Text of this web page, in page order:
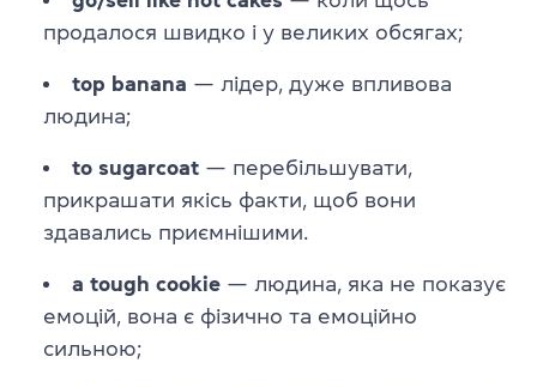
продалося швидко і у великих обсягах;
top banana — лідер, дуже впливова
людина;
to sugarcoat — перебільшувати,
прикрашати якісь факти, щоб вони
здавались приємнішими.
a tough cookie — людина, яка не показує
емоцій, вона є фізично та емоційно
сильною;